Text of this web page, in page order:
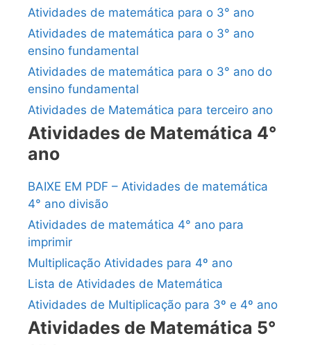
Atividades de matemática para o 3° ano
Atividades de matemática para o 3° ano
ensino fundamental
Atividades de matemática para o 3° ano do
ensino fundamental
Atividades de Matemática para terceiro ano
Atividades de Matemática 4°
ano
BAIXE EM PDF – Atividades de matemática
4° ano divisão
Atividades de matemática 4° ano para
imprimir
Multiplicação Atividades para 4º ano
Lista de Atividades de Matemática
Atividades de Multiplicação para 3º e 4º ano
Atividades de Matemática 5°